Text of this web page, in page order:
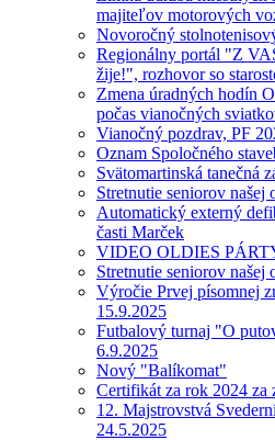
majiteľov motorových
Novoročný
Regionálny portál "Z
žije!", rozhovor so
Zmena úradných hodín
počas vianočných
Vianočný pozdrav, PF
Oznam Spoločného
Svätomartinská tanečná
Stretnutie seniorov našej
Automatický externý
časti Marček
VIDEO OLDIES
Stretnutie seniorov našej
Výročie Prvej písomnej
15.9.2025
Futbalový turnaj "O
6.9.2025
Nový "Balíkomat"
Certifikát za rok 2024 za
12. Majstrovstvá
24.5.2025